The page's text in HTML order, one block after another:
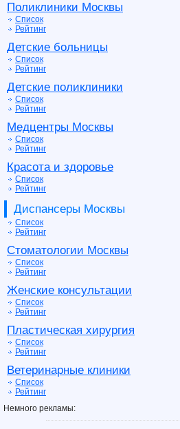
Поликлиники Москвы
Список
Рейтинг
Детские больницы
Список
Рейтинг
Детские поликлиники
Список
Рейтинг
Медцентры Москвы
Список
Рейтинг
Красота и здоровье
Список
Рейтинг
Диспансеры Москвы
Список
Рейтинг
Стоматологии Москвы
Список
Рейтинг
Женские консультации
Список
Рейтинг
Пластическая хирургия
Список
Рейтинг
Ветеринарные клиники
Список
Рейтинг
Немного рекламы: